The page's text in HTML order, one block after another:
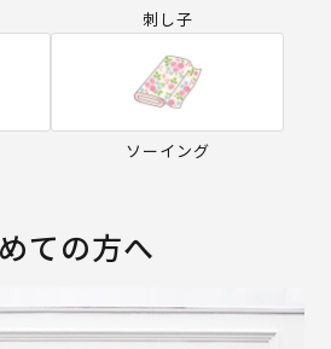
刺し子
ソーイング
ての方へ